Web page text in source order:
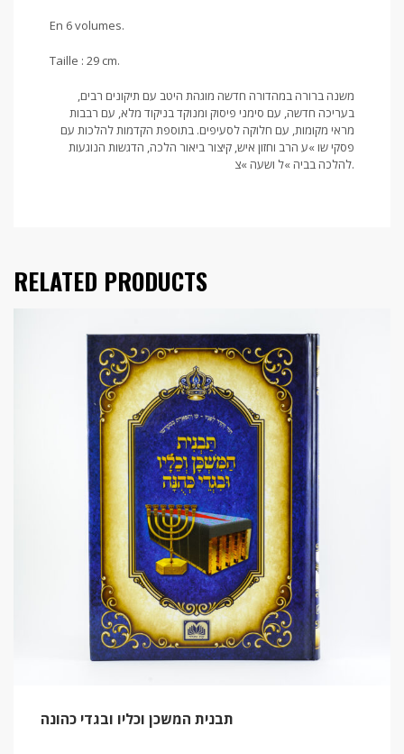
En 6 volumes.
Taille : 29 cm.
משנה ברורה במהדורה חדשה מוגהת היטב עם תיקונים רבים,
בעריכה חדשה, עם סימני פיסוק ומנוקד בניקוד מלא, עם רבבות
מראי מקומות, עם חלוקה לסעיפים. בתוספת הקדמות להלכות עם
פסקי שו »ע הרב וחזון איש, קיצור ביאור הלכה, הדגשות הנוגעות
להלכה בביה »ל ושעה »צ.
RELATED PRODUCTS
תבנית המשכן וכליו ובגדי כהונה